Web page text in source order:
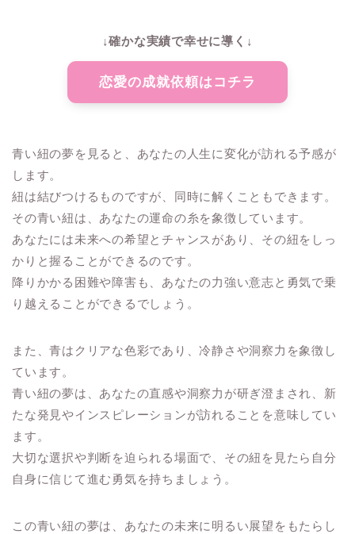
↓確かな実績で幸せに導く↓
恋愛の成就依頼はコチラ
青い紐の夢を見ると、あなたの人生に変化が訪れる予感が
します。
紐は結びつけるものですが、同時に解くこともできます。
その青い紐は、あなたの運命の糸を象徴しています。
あなたには未来への希望とチャンスがあり、その紐をしっ
かりと握ることができるのです。
降りかかる困難や障害も、あなたの力強い意志と勇気で乗
り越えることができるでしょう。
また、青はクリアな色彩であり、冷静さや洞察力を象徴し
ています。
青い紐の夢は、あなたの直感や洞察力が研ぎ澄まされ、新
たな発見やインスピレーションが訪れることを意味してい
ます。
大切な選択や判断を迫られる場面で、その紐を見たら自分
自身に信じて進む勇気を持ちましょう。
この青い紐の夢は、あなたの未来に明るい展望をもたらし